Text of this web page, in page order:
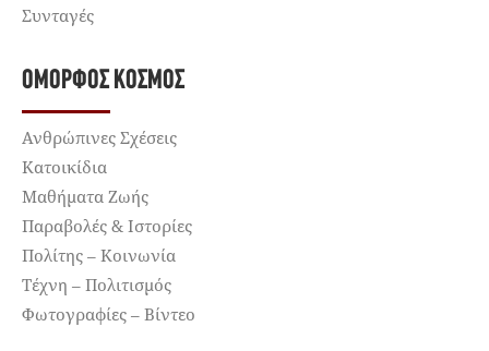
Συνταγές
ΌΜΟΡΦΟΣ ΚΌΣΜΟΣ
Ανθρώπινες Σχέσεις
Κατοικίδια
Μαθήματα Ζωής
Παραβολές & Ιστορίες
Πολίτης – Κοινωνία
Τέχνη – Πολιτισμός
Φωτογραφίες – Βίντεο